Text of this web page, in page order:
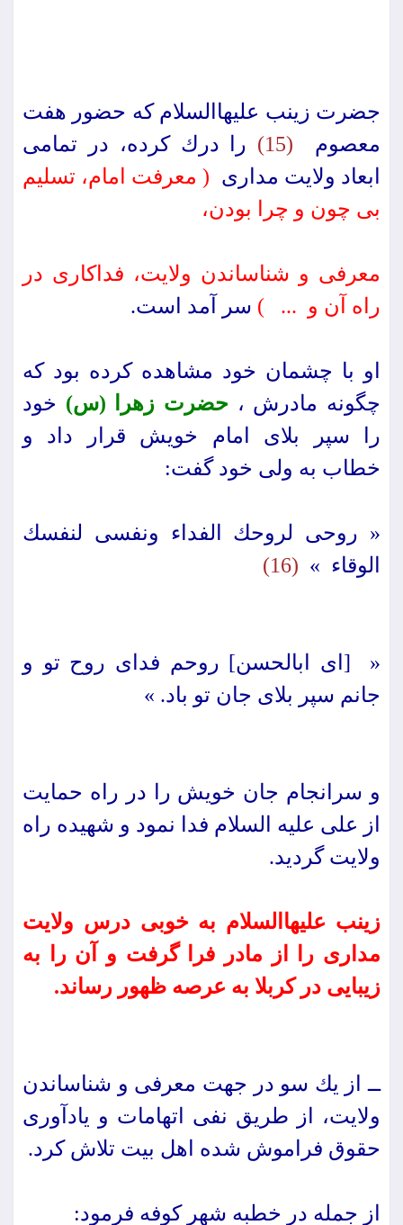
جضرت زینب علیهاالسلام كه حضور هفت
معصوم (15)
را درك كرده، در تمامى
ابعاد ولایت مدارى ( معرفت امام، تسلیم
بى چون و چرا بودن،
معرفى و شناساندن ولایت، فداكارى در
راه آن و ... ) سر آمد است.
او با چشمان خود مشاهده كرده بود كه
چگونه مادرش ، حضرت زهرا (س) خود
را سپر بلاى امام خویش قرار داد و
خطاب به ولى خود گفت:
« روحى لروحك الفداء ونفسى لنفسك
الوقاء » (16)
« [اى ابالحسن] روحم فداى روح تو و
جانم سپر بلاى جان تو باد. »
و سرانجام جان خویش را در راه حمایت
از على علیه السلام فدا نمود و شهیده راه
ولایت گردید.
زینب علیهاالسلام به خوبى درس ولایت
مدارى را از مادر فرا گرفت و آن را به
زیبایى در كربلا به عرصه ظهور رساند.
ــ از یك سو در جهت معرفى و شناساندن
ولایت، از طریق نفى اتهامات و یادآورى
حقوق فراموش شده اهل بیت تلاش كرد.
از جمله در خطبه شهر كوفه فرمود: